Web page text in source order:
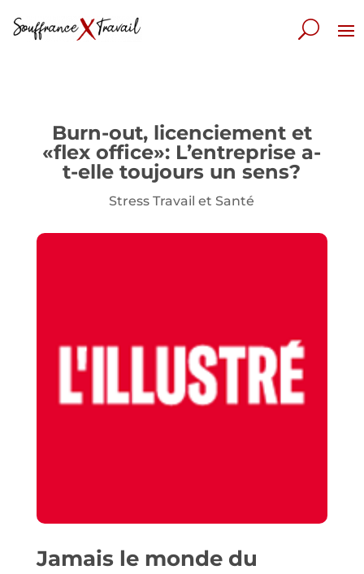
Burn-out, licenciement et
«flex office»: L’entreprise a-
t-elle toujours un sens?
Stress Travail et Santé
Jamais le monde du